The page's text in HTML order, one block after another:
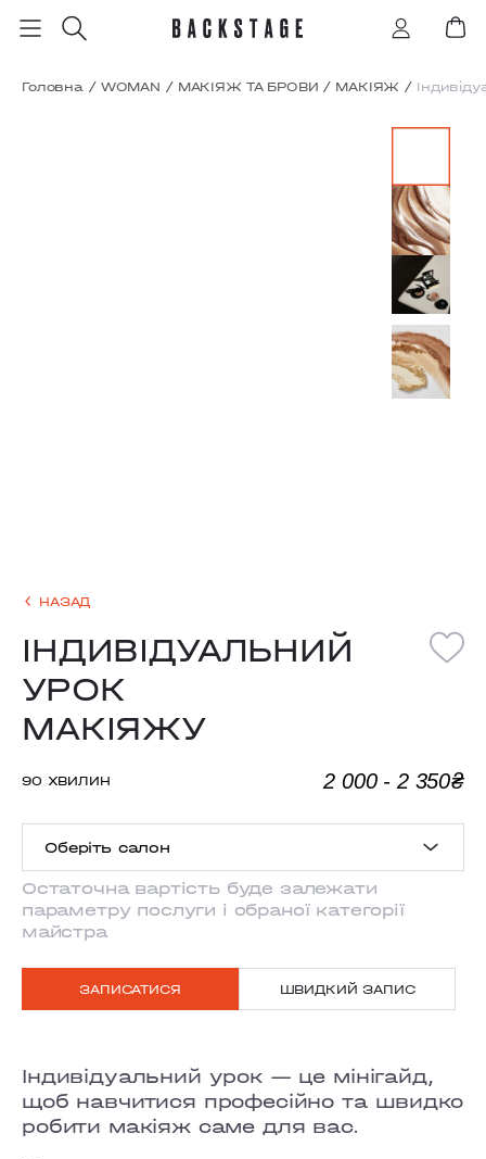
Головна / WOMAN / МАКІЯЖ ТА БРОВИ / МАКІЯЖ /
НАЗАД
ІНДИВІДУАЛЬНИЙ
УРОК
МАКІЯЖУ
90 ХВИЛИН 2 000 - 2 350₴
Оберіть салон
ANTONOVYCHA
MYSHUHY
GRAND PRIX
OBOLON
Остаточна вартість буде залежати
параметру послуги і обраної категорії
майстра
ЗАПИСАТИСЯ ШВИДКИЙ ЗАПИС
Індивідуальний урок — це мінігайд,
щоб навчитися професійно та швидко
робити макіяж саме для вас.